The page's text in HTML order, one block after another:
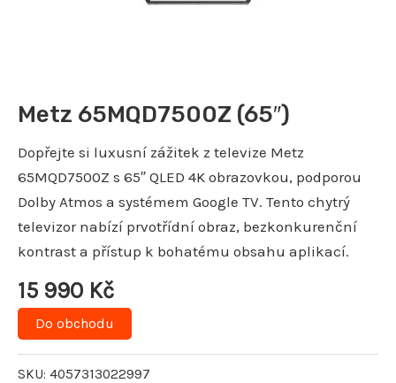
Metz 65MQD7500Z (65″)
Dopřejte si luxusní zážitek z televize Metz
65MQD7500Z s 65″ QLED 4K obrazovkou, podporou
Dolby Atmos a systémem Google TV. Tento chytrý
televizor nabízí prvotřídní obraz, bezkonkurenční
kontrast a přístup k bohatému obsahu aplikací.
15 990 Kč
Do obchodu
SKU: 4057313022997